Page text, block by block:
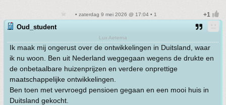
• zaterdag 9 mei 2026 @ 17:04 • 1
Oud_student
Lux Aeterna
Ik maak mij ongerust over de ontwikkelingen in Duitsland, waar
ik nu woon. Ben uit Nederland weggegaan wegens de drukte en
de onbetaalbare huizenprijzen en verdere onprettige
maatschappelijke ontwikkelingen.
Ben toen met vervroegd pensioen gegaan en een mooi huis in
Duitsland gekocht.